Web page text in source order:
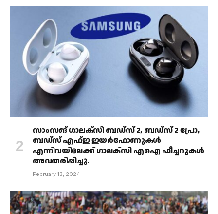
സാംസങ് ഗാലക്‌സി ബഡ്‌സ് 2, ബഡ്‌സ് 2 പ്രോ,
ബഡ്‌സ് എഫ്ഇ ഇയർഫോണുകൾ
എന്നിവയിലേക്ക് ഗാലക്‌സി എഐ ഫീച്ചറുകൾ
അവതരിപ്പിച്ചു.
February 13, 2024